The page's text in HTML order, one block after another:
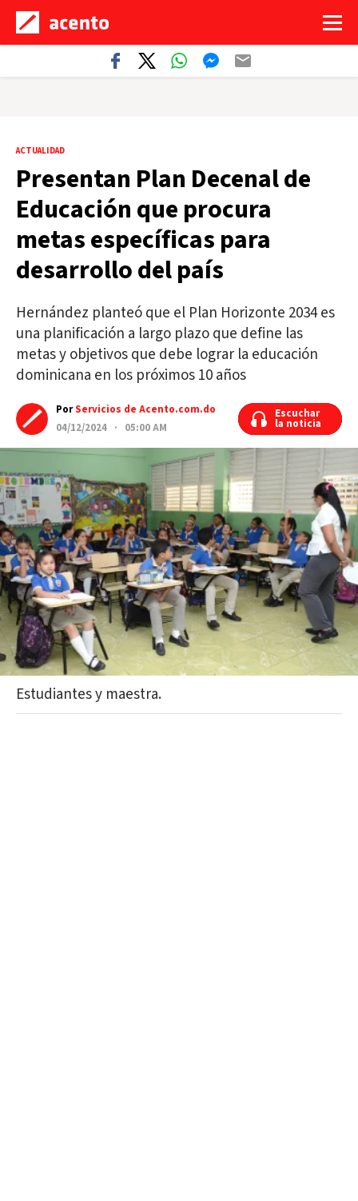
ACTUALIDAD
Presentan Plan Decenal de
Educación que procura
metas específicas para
desarrollo del país
Hernández planteó que el Plan Horizonte 2034 es
una planificación a largo plazo que define las
metas y objetivos que debe lograr la educación
dominicana en los próximos 10 años
PorServicios de Acento.com.do
04/12/2024 · 05:00 AM
Escuchar
la noticia
Escuchar
la noticia
Estudiantes y maestra.